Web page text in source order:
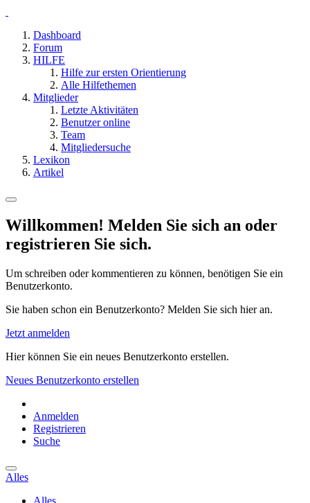
Dashboard
Forum
HILFE
Hilfe zur ersten Orientierung
Alle Hilfethemen
Mitglieder
Letzte Aktivitäten
Benutzer online
Team
Mitgliedersuche
Lexikon
Artikel
Willkommen! Melden Sie sich an oder
registrieren Sie sich.
Um schreiben oder kommentieren zu können, benötigen Sie ein
Benutzerkonto.
Sie haben schon ein Benutzerkonto? Melden Sie sich hier an.
Jetzt anmelden
Hier können Sie ein neues Benutzerkonto erstellen.
Neues Benutzerkonto erstellen
Anmelden
Registrieren
Suche
Alles
Alles